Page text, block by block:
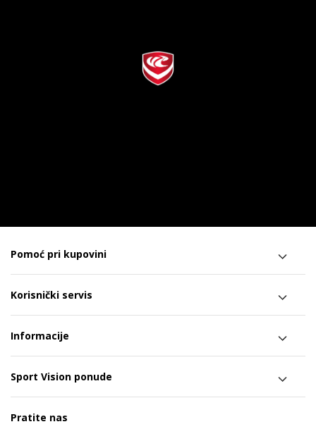
Pomoć pri kupovini
Korisnički servis
Informacije
Sport Vision ponude
Pratite nas